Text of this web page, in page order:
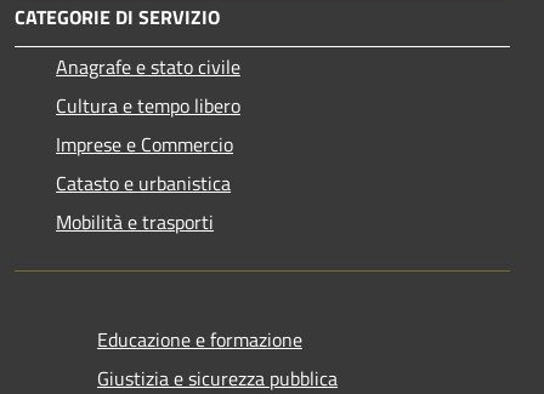
CATEGORIE DI SERVIZIO
Anagrafe e stato civile
Cultura e tempo libero
Imprese e Commercio
Catasto e urbanistica
Mobilità e trasporti
Educazione e formazione
Giustizia e sicurezza pubblica